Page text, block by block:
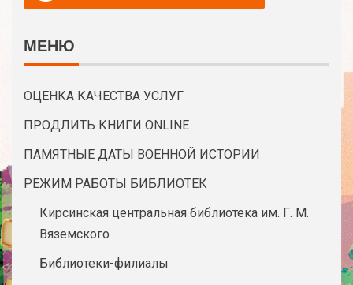
МЕНЮ
ОЦЕНКА КАЧЕСТВА УСЛУГ
ПРОДЛИТЬ КНИГИ ONLINE
ПАМЯТНЫЕ ДАТЫ ВОЕННОЙ ИСТОРИИ
РЕЖИМ РАБОТЫ БИБЛИОТЕК
Кирсинская центральная библиотека им. Г. М.
Вяземского
Библиотеки-филиалы